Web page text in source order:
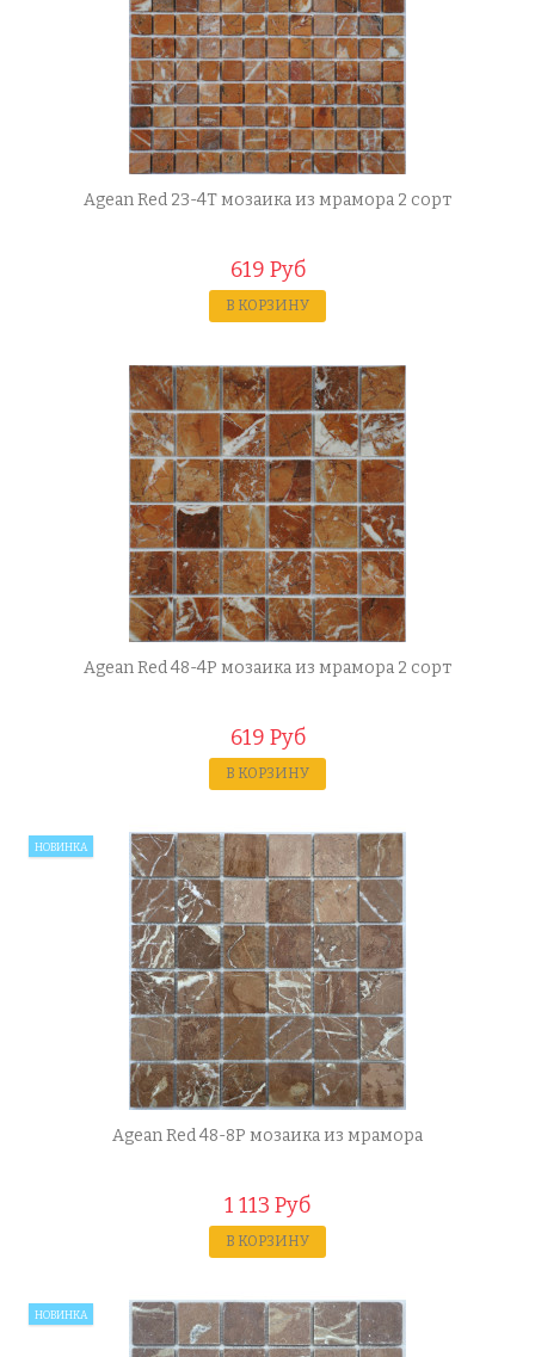
Agean Red 23-4T мозаика из мрамора 2 сорт
619 Руб
В КОРЗИНУ
Agean Red 48-4P мозаика из мрамора 2 сорт
619 Руб
В КОРЗИНУ
НОВИНКА
Agean Red 48-8P мозаика из мрамора
1 113 Руб
В КОРЗИНУ
НОВИНКА